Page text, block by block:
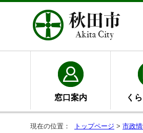
窓口案内 く
現在の位置： トップページ > 市政